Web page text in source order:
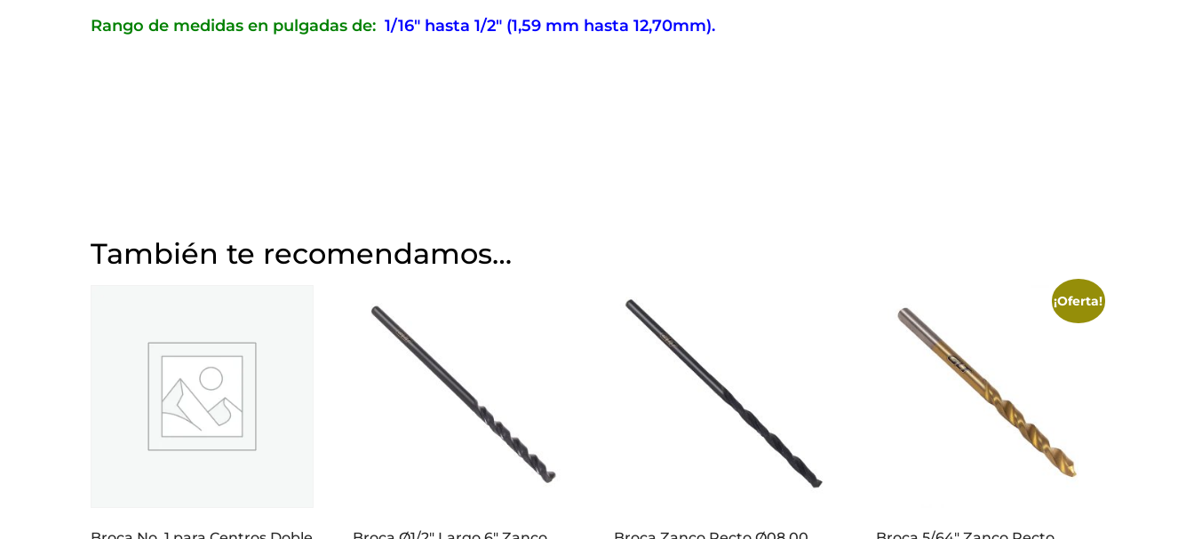
Rango de medidas en pulgadas de: 1/16″ hasta 1/2″ (1,59 mm hasta 12,70mm).
También te recomendamos…
¡Oferta!